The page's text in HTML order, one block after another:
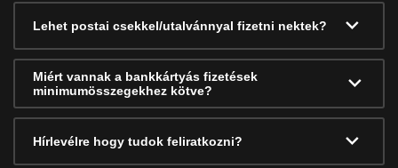
Lehet postai csekkel/utalvánnyal fizetni nektek?
Miért vannak a bankkártyás fizetések
minimumösszegekhez kötve?
Hírlevélre hogy tudok feliratkozni?